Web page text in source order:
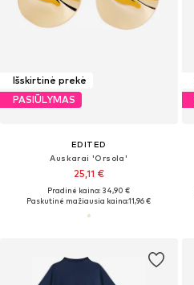
Išskirtinė prekė
PASIŪLYMAS
EDITED
Auskarai 'Orsola'
25,11 €
Pradinė kaina: 34,90 €
Paskutinė mažiausia kaina:11,96 €